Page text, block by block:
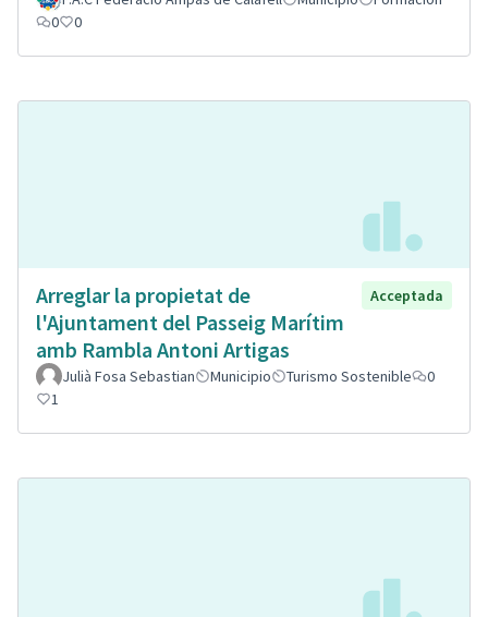
0
0
Arreglar la propietat de
l'Ajuntament del Passeig Marítim
amb Rambla Antoni Artigas
Acceptada
Julià Fosa Sebastian Municipio Turismo Sostenible
0
1